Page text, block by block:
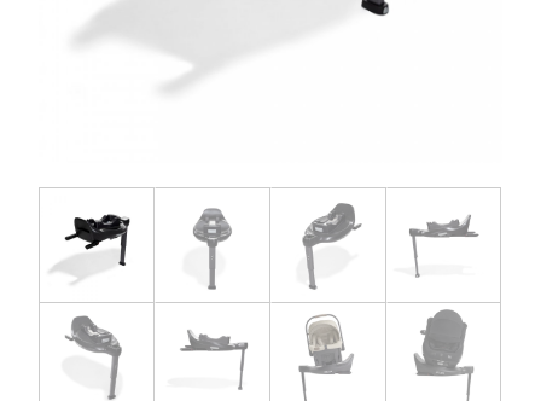
KATOJI TV
このサイトについて
プライバシーポリシー